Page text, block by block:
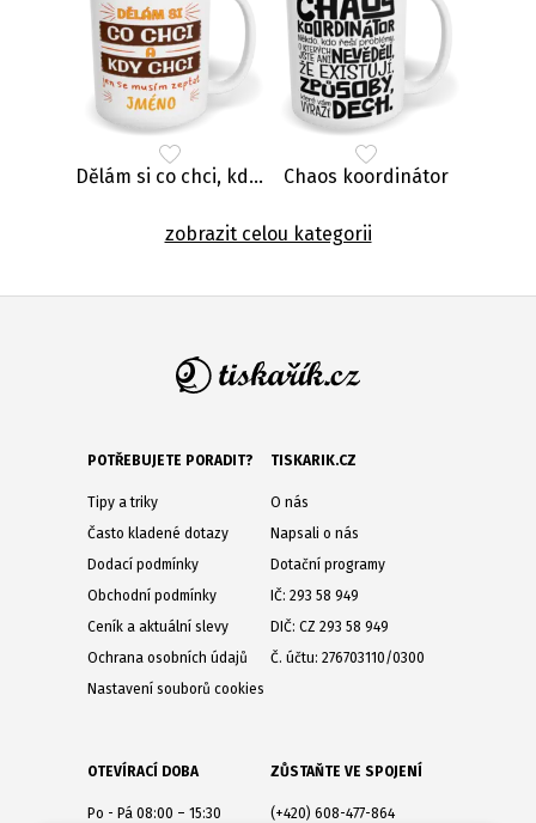
Dělám si co chci, kdy chci Chaos koordinátor
zobrazit celou kategorii
POTŘEBUJETE PORADIT?
Tipy a triky
Často kladené dotazy
Dodací podmínky
Obchodní podmínky
Ceník a aktuální slevy
Ochrana osobních údajů
Nastavení souborů cookies
TISKARIK.CZ
O nás
Napsali o nás
Dotační programy
IČ: 293 58 949
DIČ: CZ 293 58 949
Č. účtu: 276703110/0300
OTEVÍRACÍ DOBA
Po - Pá 08:00 – 15:30
ZŮSTAŇTE VE SPOJENÍ
(+420) 608-477-864